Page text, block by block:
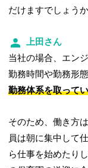
だけますでしょうか
上田さん
当社の場合、エン
勤務時間や勤務形
勤務体系を取って
そのため、働き方
員は朝に集中して
ら仕事を始めたり